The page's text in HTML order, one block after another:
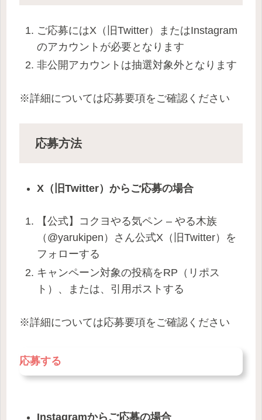
ご応募にはX（旧Twitter）またはInstagram
のアカウントが必要となります
非公開アカウントは抽選対象外となります
※詳細については応募要項をご確認ください
応募方法
X（旧Twitter）からご応募の場合
【公式】コクヨやる気ペン – やる木族
（@yarukipen）さん公式X（旧Twitter）を
フォローする
キャンペーン対象の投稿をRP（リポス
ト）、または、引用ポストする
※詳細については応募要項をご確認ください
応募する
Instagramからご応募の場合